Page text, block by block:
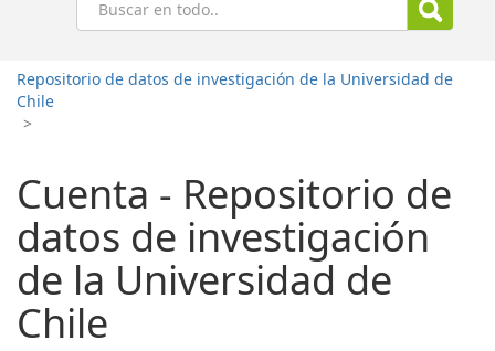
Repositorio de datos de investigación de la Universidad de
Chile
>
Cuenta - Repositorio de
datos de investigación
de la Universidad de
Chile